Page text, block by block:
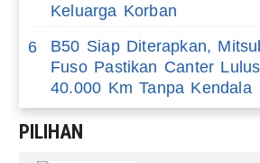
Keluarga Korban
6
B50 Siap Diterapkan,
Fuso Pastikan Canter
40.000 Km Tanpa Kendala
PILIHAN